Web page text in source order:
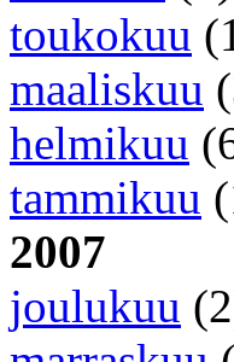
toukokuu
maaliskuu
helmikuu
tammikuu
2007
joulukuu